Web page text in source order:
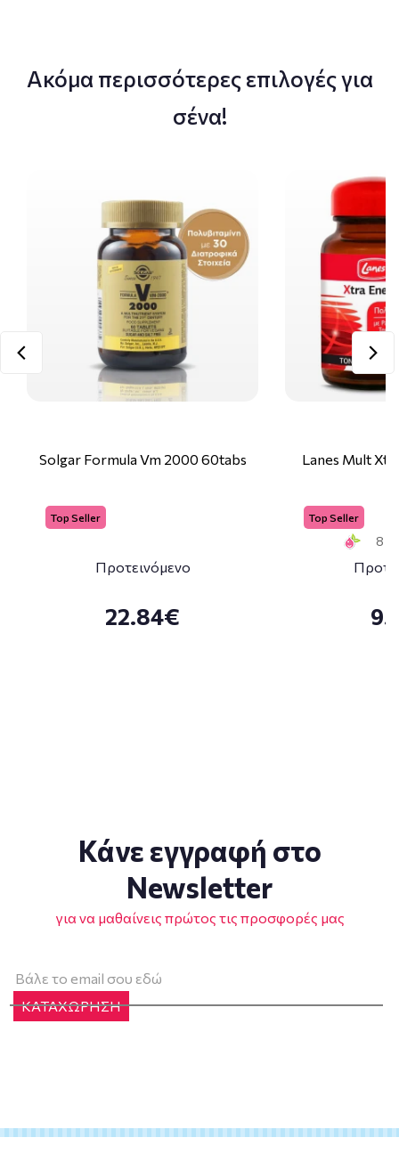
Ακόμα περισσότερες επιλογές για
σένα!
Solgar Formula Vm 2000 60tabs
Top Seller
Προτεινόμενο
22.84€
Lanes Mult
Top Seller
8
Κάνε εγγραφή στο
Newsletter
για να μαθαίνεις πρώτος τις προσφορές μας
ΚΑΤΑΧΩΡΗΣΗ